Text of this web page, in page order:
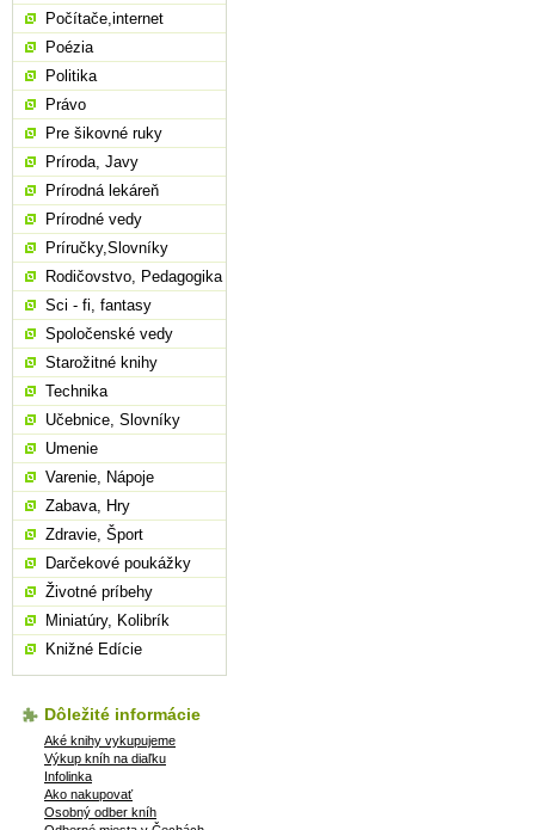
Počítače,internet
Poézia
Politika
Právo
Pre šikovné ruky
Príroda, Javy
Prírodná lekáreň
Prírodné vedy
Príručky,Slovníky
Rodičovstvo, Pedagogika
Sci - fi, fantasy
Spoločenské vedy
Starožitné knihy
Technika
Učebnice, Slovníky
Umenie
Varenie, Nápoje
Zabava, Hry
Zdravie, Šport
Darčekové poukážky
Životné príbehy
Miniatúry, Kolibrík
Knižné Edície
Dôležité informácie
Aké knihy vykupujeme
Výkup kníh na diaľku
Infolinka
Ako nakupovať
Osobný odber kníh